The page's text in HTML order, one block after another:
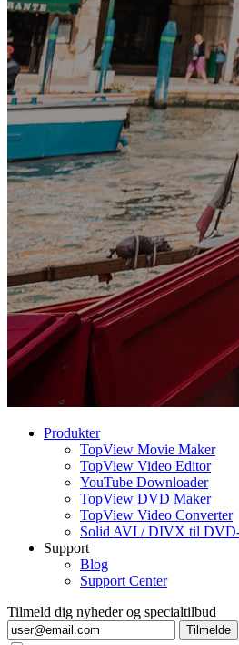
Produkter
TopView Movie Maker
TopView Video Editor
YouTube Downloader
TopView DVD Maker
TopView Video Converter
Solid AVI / DIVX til
Support
Blog
Support Center
Tilmeld dig nyheder og specialtilbud
Tilmelde